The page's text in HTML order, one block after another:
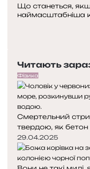
Що станеться,
наймасштабніша
Читають
Фізика
Смертельний
твердою, як бетон
29.04.2025